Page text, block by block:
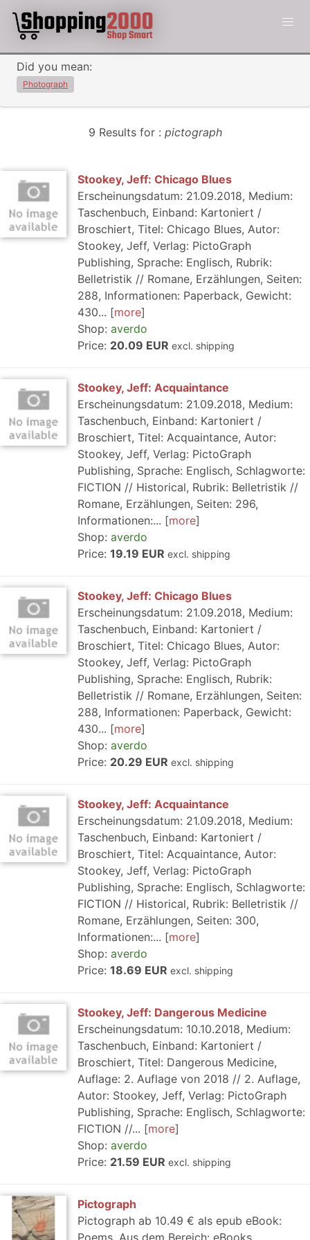
Did you mean:
Photograph
9 Results for : pictograph
Stookey, Jeff: Chicago Blues
Erscheinungsdatum: 21.09.2018, Medium:
Taschenbuch, Einband: Kartoniert /
Broschiert, Titel: Chicago Blues, Autor:
Stookey, Jeff, Verlag: PictoGraph
Publishing, Sprache: Englisch, Rubrik:
Belletristik // Romane, Erzählungen, Seiten:
288, Informationen: Paperback, Gewicht:
430...
more
Shop: averdo
Price: 20.09 EUR excl. shipping
Stookey, Jeff: Acquaintance
Erscheinungsdatum: 21.09.2018, Medium:
Taschenbuch, Einband: Kartoniert /
Broschiert, Titel: Acquaintance, Autor:
Stookey, Jeff, Verlag: PictoGraph
Publishing, Sprache: Englisch, Schlagworte:
FICTION // Historical, Rubrik: Belletristik //
Romane, Erzählungen, Seiten: 296,
Informationen:...
more
Shop: averdo
Price: 19.19 EUR excl. shipping
Stookey, Jeff: Chicago Blues
Erscheinungsdatum: 21.09.2018, Medium:
Taschenbuch, Einband: Kartoniert /
Broschiert, Titel: Chicago Blues, Autor:
Stookey, Jeff, Verlag: PictoGraph
Publishing, Sprache: Englisch, Rubrik:
Belletristik // Romane, Erzählungen, Seiten:
288, Informationen: Paperback, Gewicht:
430...
more
Shop: averdo
Price: 20.29 EUR excl. shipping
Stookey, Jeff: Acquaintance
Erscheinungsdatum: 21.09.2018, Medium:
Taschenbuch, Einband: Kartoniert /
Broschiert, Titel: Acquaintance, Autor:
Stookey, Jeff, Verlag: PictoGraph
Publishing, Sprache: Englisch, Schlagworte:
FICTION // Historical, Rubrik: Belletristik //
Romane, Erzählungen, Seiten: 300,
Informationen:...
more
Shop: averdo
Price: 18.69 EUR excl. shipping
Stookey, Jeff: Dangerous Medicine
Erscheinungsdatum: 10.10.2018, Medium:
Taschenbuch, Einband: Kartoniert /
Broschiert, Titel: Dangerous Medicine,
Auflage: 2. Auflage von 2018 // 2. Auflage,
Autor: Stookey, Jeff, Verlag: PictoGraph
Publishing, Sprache: Englisch, Schlagworte:
FICTION //...
more
Shop: averdo
Price: 21.59 EUR excl. shipping
Pictograph
Pictograph ab 10.49 € als epub eBook:
Poems. Aus dem Bereich: eBooks,